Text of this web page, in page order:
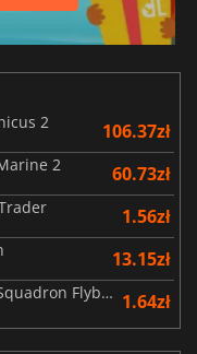
2
106.37zł
2 60.73zł
1.56zł
13.15zł
Warhammer 40k Dakka Squadron Flyboyz Edition 1.64zł